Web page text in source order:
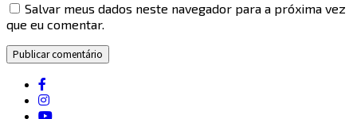
Salvar meus dados neste navegador para a próxima vez
que eu comentar.